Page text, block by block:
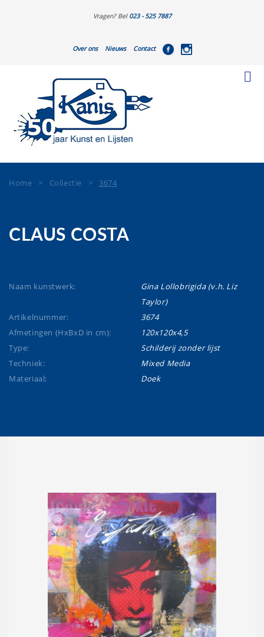
Vragen? Bel 023 - 525 7887
Over ons Nieuws Contact
Home > Collectie > 3674
CLAUS COSTA
Naam kunstwerk:
Gina Lollobrigida (v.h. Liz
Taylor)
Artikelnummer:
3674
Afmetingen (HxBxD in cm):
120x120x4,5
Type:
Schilderij zonder lijst
Techniek:
Mixed Media
Materiaal:
Doek